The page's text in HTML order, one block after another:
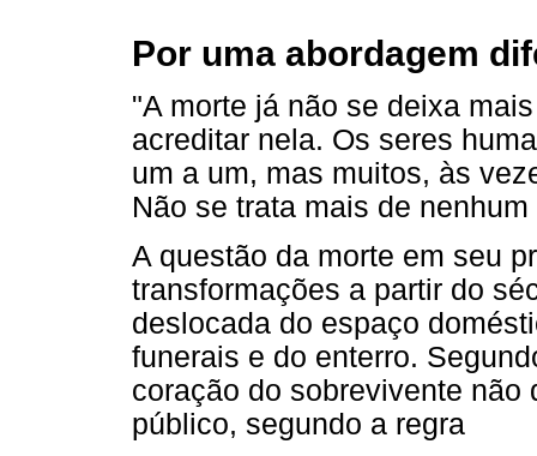
Por uma abordagem
"A morte já não se deixa
acreditar nela. Os seres
um a um, mas muitos, às
Não se trata mais de
A questão da morte em seu
transformações a partir do
deslocada do espaço
funerais e do enterro.
coração do sobrevivente
público, segundo a regra